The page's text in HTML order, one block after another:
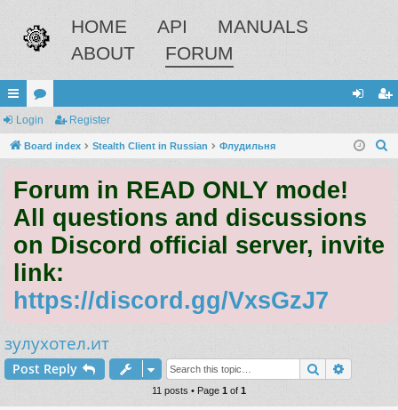
HOME API
MANUALS
ABOUT
FORUM
ui
ck
ks
or
u
s
in ist
Login Register
Board index Stealth Client in Russian Флудильня
Forum in READ ONLY mode!
All questions and discussions
on Discord official server, invite
link:
https://discord.gg/VxsGzJ7
зулухотел.ит
Post Reply Search
11 posts • Page 1 of 1